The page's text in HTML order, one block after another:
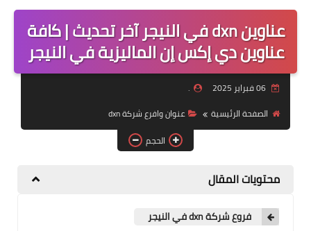
التسجيل في الشركه
عناوين شركة dxn
فرصة عمل
تعرف على DXN
تجارب شفاء
عناوين dxn في النيجر آخر تحديث | كافة
عناوين دي إكس إن الماليزية في النيجر
06 فبراير 2025
.
الصفحة الرئيسية
عنوان وافرع شركة dxn
الحجم
محتويات المقال
فروع شركة dxn في النيجر